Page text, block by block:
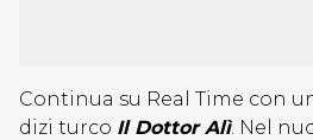
Continua su Real Time con
dizi turco Il Dottor Alì. Nel